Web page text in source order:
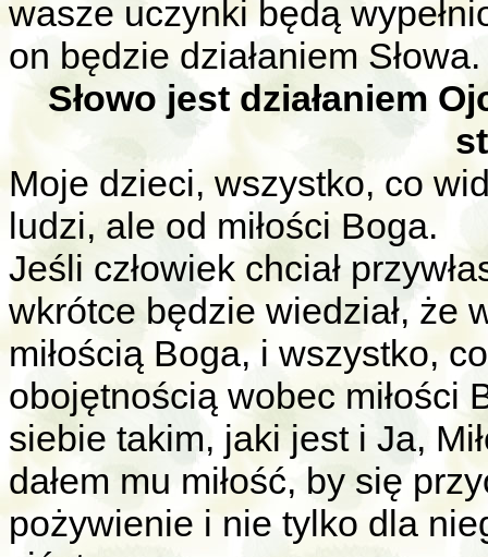
wasze uczynki będą
on będzie działaniem Słowa.
Słowo jest działaniem
Moje dzieci, wszystko, co
ludzi, ale od miłości Boga.
Jeśli człowiek chciał
wkrótce będzie wiedział, że
miłością Boga, i wszystko,
obojętnością wobec miłości
siebie takim, jaki jest i Ja,
dałem mu miłość, by się
pożywienie i nie tylko dla